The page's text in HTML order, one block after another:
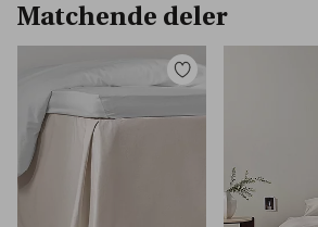
Matchende deler
Legg
til